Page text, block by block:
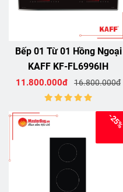
Bếp 01 Từ 01 Hồng Ngoại
KAFF KF-FL6996IH
11.800.000đ 16.800.000đ
-25%